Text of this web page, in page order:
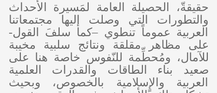
حقيقةّ، الحصيلة العامة لمَسيرة الأحداث
والتطورات التي وصلت إليها مجتمعاتنا
العربية عموماً تنطوي –كما سلفَ القول-
على مظاهر مقلقة ونتائج سلبية مخيبة
للآمال، ومُحطِّمة للنّفوس خاصة هنا على
صعيد بناء الطاقات والقدرات العلمية
العربية والإٍسلامية بالخصوص، وبحيث